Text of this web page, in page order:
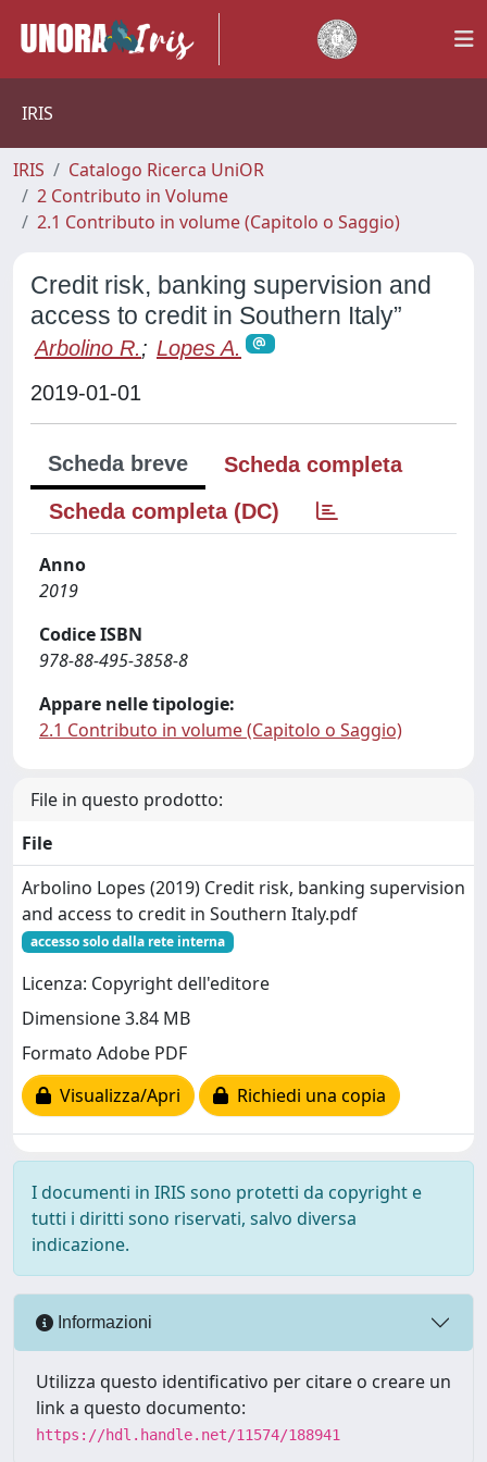
IRIS
IRIS
Catalogo Ricerca UniOR
2 Contributo in Volume
2.1 Contributo in volume (Capitolo o Saggio)
Credit risk, banking supervision and
access to credit in Southern Italy”
Arbolino R.; Lopes A.
2019-01-01
Scheda breve
Scheda completa
Scheda completa (DC)
Anno
2019
Codice ISBN
978-88-495-3858-8
Appare nelle tipologie:
2.1 Contributo in volume (Capitolo o Saggio)
File in questo prodotto:
File
Arbolino Lopes (2019) Credit risk, banking supervision
and access to credit in Southern Italy.pdf
accesso solo dalla rete interna
Licenza: Copyright dell'editore
Dimensione 3.84 MB
Formato Adobe PDF
Visualizza/Apri
Richiedi una copia
I documenti in IRIS sono protetti da copyright e
tutti i diritti sono riservati, salvo diversa
indicazione.
Informazioni
Utilizza questo identificativo per citare o creare un
link a questo documento:
https://hdl.handle.net/11574/188941